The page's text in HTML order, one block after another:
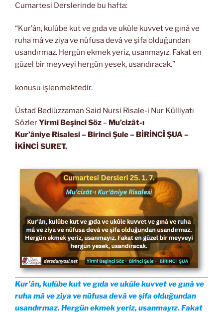
Cumartesi Derslerinde bu hafta:
“Kur’ân, kulûbe kut ve gıda ve ukûle kuvvet ve gınâ ve
ruha mâ ve ziya ve nüfusa devâ ve şifa olduğundan
usandırmaz. Hergün ekmek yeriz, usanmayız. Fakat en
güzel bir meyveyi hergün yesek, usandıracak.”
konusu işlenmektedir.
Üstad Bediüzzaman Said Nursi Risale-i Nur Külliyatı
SözlerYirmi Beşinci Söz – Mu’cizât-ı
Kur’âniye Risalesi– Birinci Şule – BİRİNCİ ŞUA–
İKİNCİ SURET.
Kur’ân, kulûbe kut ve gıda ve ukûle kuvvet ve gınâ ve
ruha mâ ve ziya ve nüfusa devâ ve şifa olduğundan
usandırmaz. Hergün ekmek yeriz, usanmayız. Fakat